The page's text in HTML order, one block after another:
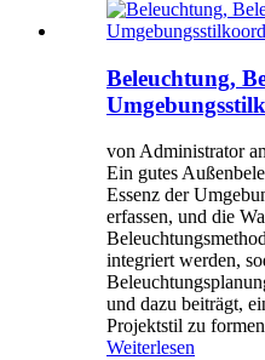
Beleuchtung,
von Administrator
Ein gutes
Essenz der
erfassen, und die
integriert werden,
und dazu beiträgt,
Projektstil zu
Weiterlesen